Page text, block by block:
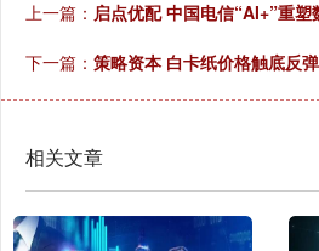
上一篇： 启点优配 中国电信“AI+”重
下一篇： 策略资本 白卡纸价格触底反
相关文章